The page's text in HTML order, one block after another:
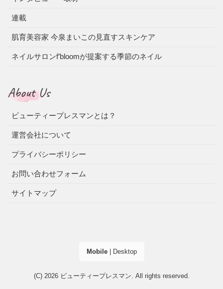
連載
肌育美容家 今泉まいこの見直すスキンケア
ネイルサロンf’bloomが提案する季節のネイル
About Us
ビューティープレスマンとは？
運営会社について
プライバシーポリシー
お問い合わせフォーム
サイトマップ
Mobile| Desktop
(C) 2026 ビューティープレスマン. All rights reserved.